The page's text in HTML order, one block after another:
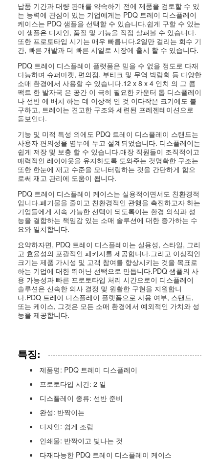
납품 기간과 대량 판매를 약속하기 전에 제품을 검토할 수 있
는 능력에 관심이 있는 기업에게는 PDQ 트레이 디스플레이
케이스는 PDQ 샘플을 선택할 수 있습니다.쉽게 구할 수 있는
이 샘플은 디자인, 품질 및 기능을 직접 살펴볼 수 있습니다.
또한 프로토타입 시기는 매우 빠릅니다.2일만 걸리는 회수 기
간, 빠른 개발과 더 빠른 시일로 시장에 출시 할 수 있습니다.
PDQ 트레이 디스플레이 플랫폼은 믿을 수 없을 정도로 다재
다능하며 슈퍼마켓, 편의점, 부티크 및 무역 박람회 등 다양한
소매 환경에서 사용할 수 있습니다.12 x 8 x 4 인치 의 그 콤
팩트 한 발자국 은 공간 이 극히 필요한 카운터 톱 디스플레이
나 선반 에 배치 하는 데 이상적 인 것 이다작은 크기에도 불
구하고, 트레이는 견고한 구조와 세련된 프레젠테이션으로
돋보인다.
기능 및 미적 특성 외에도 PDQ 트레이 디스플레이 스탠드는
사용자 편의성을 염두에 두고 설계되었습니다. 디스플레이는
쉽게 저장 및 보충 할 수 있습니다.매장 직원들이 조직적이고
매력적인 레이아웃을 유지하도록 도와주는 것명확한 구조는
또한 한눈에 재고 수준을 모니터링하는 것을 간단하게 함으
로써 재고 관리에 도움이 됩니다.
PDQ 트레이 디스플레이 케이스는 실용적이면서도 친환경적
입니다.폐기물을 줄이고 친환경적인 관행을 촉진하고자 하는
기업들에게 지속 가능한 선택이 되도록이는 환경 의식과 성
능을 결합하는 책임감 있는 소매 솔루션에 대한 증가하는 수
요와 일치합니다.
요약하자면, PDQ 트레이 디스플레이는 실용성, 스타일, 그리
고 효율성의 포괄적인 패키지를 제공합니다.그리고 이상적인
크기는 제품 가시성 및 고객 참여를 향상시키는 것을 목표로
하는 기업에 대한 뛰어난 선택으로 만듭니다.PDQ 샘플의 사
용 가능성과 빠른 프로토타입 처리 시간으로이 디스플레이
솔루션은 신속한 의사 결정 및 원활한 구현을 지원합니
다.PDQ 트레이 디스플레이 플랫폼으로 사용 여부, 스탠드,
또는 케이스, 그것은 모든 소매 환경에서 예외적인 가치와 성
능을 제공합니다.
특징:
제품명: PDQ 트레이 디스플레이
프로토타입 시간: 2 일
디스플레이 종류: 선반 준비
완성: 반짝이는
디자인: 쉽게 조립
인쇄물: 반짝이고 빛나는 것
다재다능한 PDQ 트레이 디스플레이 케이스